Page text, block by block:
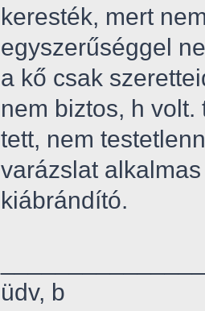
keresték, mert
egyszerűséggel
a kő csak
nem biztos, h
tett, nem
varázslat
kiábrándító.
üdv, b